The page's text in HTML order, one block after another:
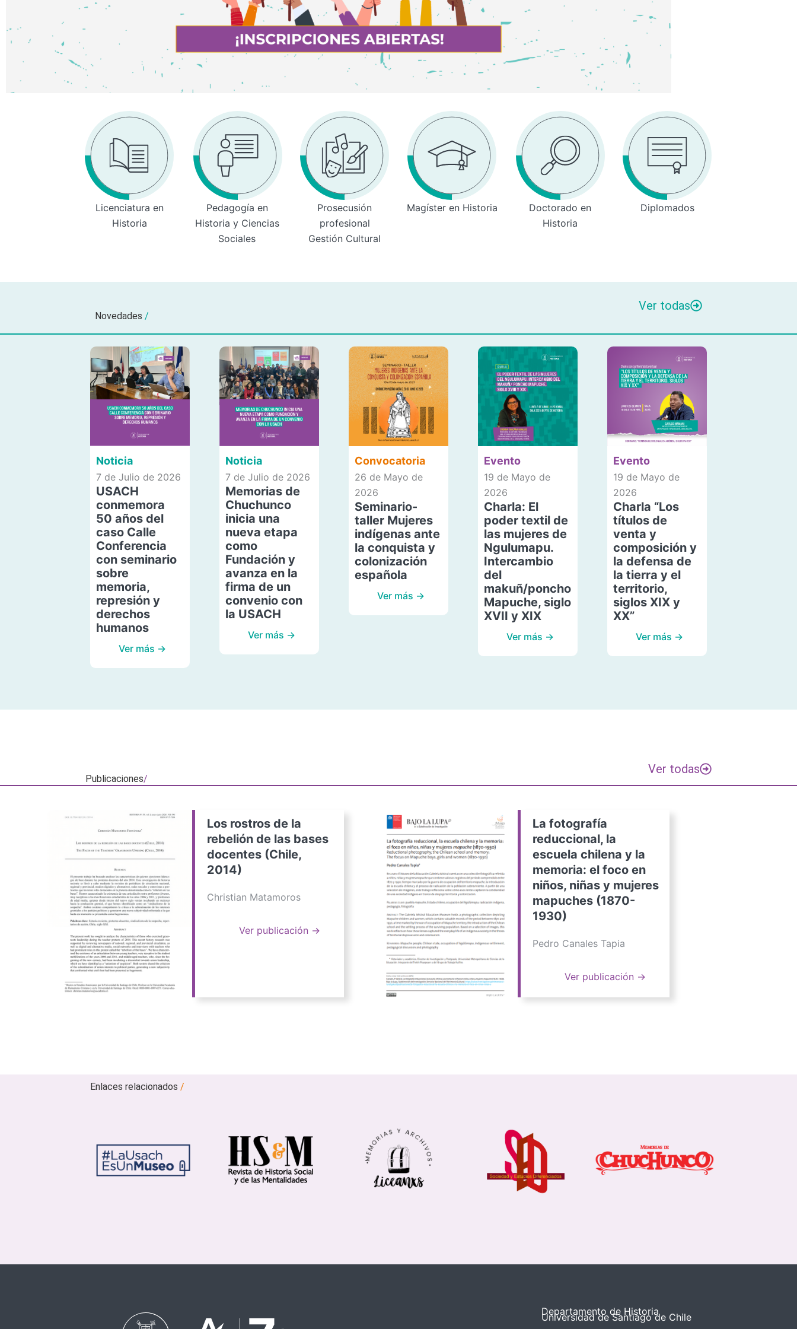
Licenciatura en
Historia
Pedagogía en
Historia y Ciencias
Sociales
Prosecusión
profesional
Gestión Cultural
Magíster en Historia
Doctorado en
Historia
Diplomados
Novedades /
Ver todas
Noticia
7 de Julio de 2026
USACH
conmemora
50 años del
caso Calle
Conferencia
con seminario
sobre
memoria,
represión y
derechos
humanos
Ver más →
Noticia
7 de Julio de 2026
Memorias de
Chuchunco
inicia una
nueva etapa
como
Fundación y
avanza en la
firma de un
convenio con
la USACH
Ver más →
Convocatoria
26 de Mayo de
2026
Seminario-
taller Mujeres
indígenas ante
la conquista y
colonización
española
Ver más →
Evento
19 de Mayo de
2026
Charla: El
poder textil de
las mujeres de
Ngulumapu.
Intercambio
del
makuñ/poncho
Mapuche, siglo
XVII y XIX
Ver más →
Evento
19 de Mayo de
2026
Charla “Los
títulos de
venta y
composición y
la defensa de
la tierra y el
territorio,
siglos XIX y
XX”
Ver más →
Publicaciones/
Ver todas
Los rostros de la
rebelión de las bases
docentes (Chile,
2014)
Christian Matamoros
Ver publicación →
La fotografía
reduccional, la
escuela chilena y la
memoria: el foco en
niños, niñas y mujeres
mapuches (1870-
1930)
Pedro Canales Tapia
Ver publicación →
Enlaces relacionados/
Departamento de Historia
Universidad de Santiago de Chile